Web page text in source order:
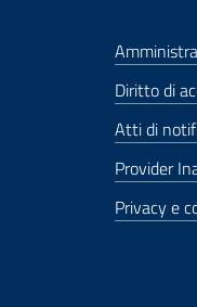
Diritto di
Atti di
Provider
Privacy e